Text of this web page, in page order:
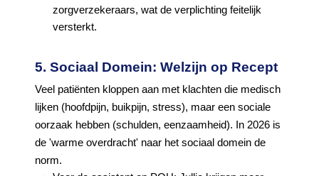
zorgverzekeraars, wat de verplichting feitelijk
versterkt.
5. Sociaal Domein: Welzijn op Recept
Veel patiënten kloppen aan met klachten die medisch
lijken (hoofdpijn, buikpijn, stress), maar een sociale
oorzaak hebben (schulden, eenzaamheid). In 2026 is
de 'warme overdracht' naar het sociaal domein de
norm.